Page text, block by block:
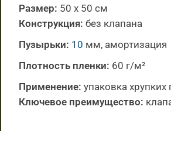
Размер: 50 х 50 см
Конструкция: без клапана
Пузырьки: 10 мм, амортизация
Плотность пленки: 60 г/м²
Применение: упаковка хрупких
Ключевое преимущество: